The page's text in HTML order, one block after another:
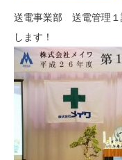
送電事業部 送電管理
します！